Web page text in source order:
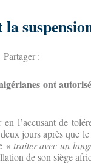
Partager :
ont
l’accusant de
jours après que
« traiter avec un
de son siège